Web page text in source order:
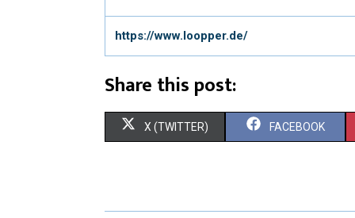
https://www.loopper.de/
Share this post:
X (TWITTER) FACEBOOK